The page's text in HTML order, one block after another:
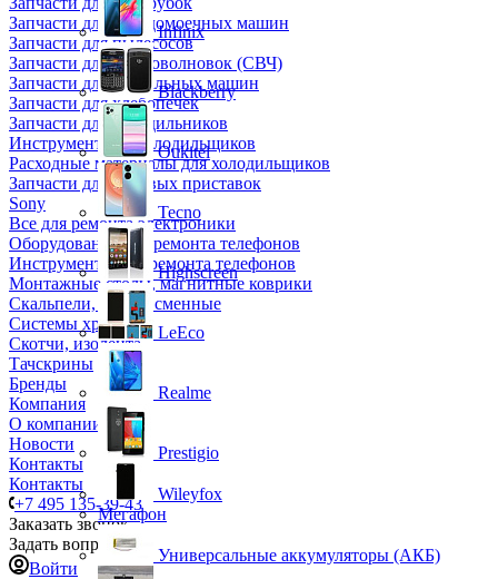
Запчасти для посудомоечных машин
Запчасти для пылесосов
Запчасти для микроволновок (СВЧ)
Запчасти для стиральных машин
Запчасти для хлебопечек
Запчасти для холодильников
Инструмент для холодильщиков
Расходные материалы для холодильщиков
Запчасти для игровых приставок
Sony
Все для ремонта электроники
Оборудование для ремонта телефонов
Инструменты для ремонта телефонов
Монтажные столы, магнитные коврики
Скальпели, лезвия сменные
Системы хранения
Скотчи, изолента
Тачскрины
Бренды
Компания
О компании
Новости
Контакты
Контакты
+7 495 135-39-43
Заказать звонок
Задать вопрос
Войти
Infinix
Blackberry
Oukitel
Tecno
Highscreen
LeEco
Realme
Prestigio
Wileyfox
Мегафон
Универсальные аккумуляторы (АКБ)